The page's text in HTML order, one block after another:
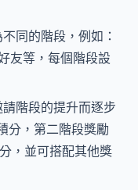
同的階段，例如：
友等，每個階段設
階段的提升而逐步
分，第二階段獎勵
，並可搭配其他獎